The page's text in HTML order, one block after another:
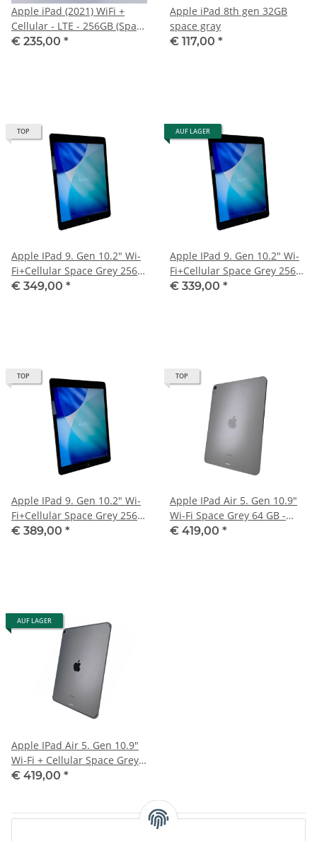
Apple iPad (2021) WiFi +
Cellular - LTE - 256GB (Space
Grey)
€ 235,00 *
Apple iPad 8th gen 32GB
space gray
€ 117,00 *
TOP
Apple IPad 9. Gen 10.2" Wi-
Fi+Cellular Space Grey 256
GB - A2604
€ 349,00 *
AUF LAGER
Apple IPad 9. Gen 10.2" Wi-
Fi+Cellular Space Grey 256
GB - A2604
€ 339,00 *
TOP
Apple IPad 9. Gen 10.2" Wi-
Fi+Cellular Space Grey 256
GB - A2604
€ 389,00 *
TOP
Apple IPad Air 5. Gen 10.9"
Wi-Fi Space Grey 64 GB -
A2588
€ 419,00 *
AUF LAGER
Apple IPad Air 5. Gen 10.9"
Wi-Fi + Cellular Space Grey
64 GB - A2589
€ 419,00 *
Artikel 1 - 7 von 7